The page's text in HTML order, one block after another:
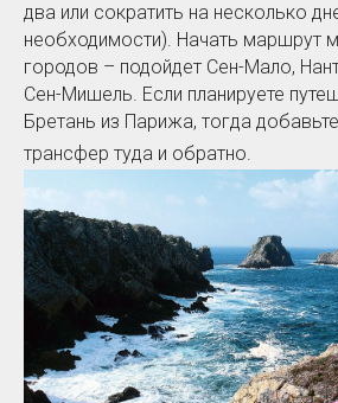
два или сократить на несколько
необходимости). Начать маршрут
городов – подойдет Сен-Мало,
Сен-Мишель. Если планируете
Бретань из Парижа, тогда
трансфер туда и обратно.